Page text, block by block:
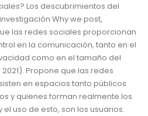
Los descubrimientos del
Why we post,
las redes sociales proporcionan
en la comunicación, tanto en el
como en el tamaño del
Propone que las redes
en espacios tanto públicos
y quienes forman realmente los
el uso de esto, son los usuarios.